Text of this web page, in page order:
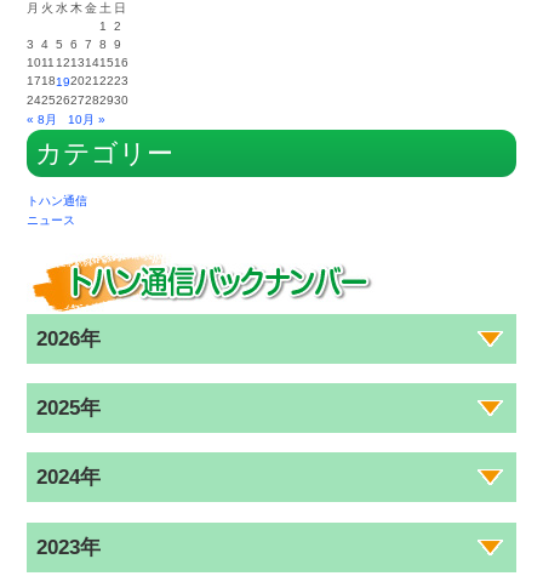
月 火 水 木 金 土 日
1
2
3
4 5 6 7 8
9
1011 1213141516
17181920212223
24252627282930
« 8月
10月 »
カテゴリー
トハン通信
ニュース
2026年
2025年
2024年
2023年